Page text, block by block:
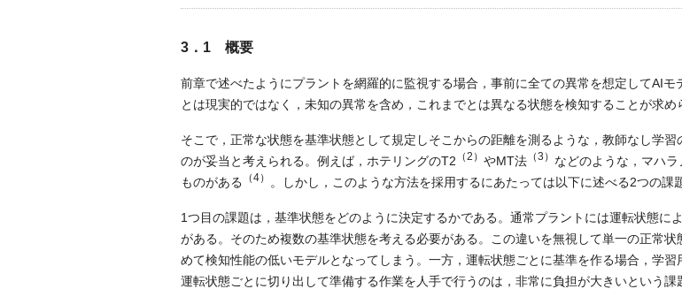
3．1 概要
前章で述べたようにプラントを網羅的に監視する場合，事前に全ての異常を想定してAIモ
とは現実的ではなく，未知の異常を含め，これまでとは異なる状態を検知することが求め
そこで，正常な状態を基準状態として規定しそこからの距離を測るような，教師なし学習
のが妥当と考えられる。例えば，ホテリングのT2 （2） やMT法 （3） などのような，マハ
ものがある
（4） 。しかし，このような方法を採用するにあたっては以下に述べる2つの課
1つ目の課題は，基準状態をどのように決定するかである。通常プラントには運転状態に
がある。そのため複数の基準状態を考える必要がある。この違いを無視して単一の正常状
めて検知性能の低いモデルとなってしまう。一方，運転状態ごとに基準を作る場合，学習
運転状態ごとに切り出して準備する作業を人手で行うのは，非常に負担が大きいという課